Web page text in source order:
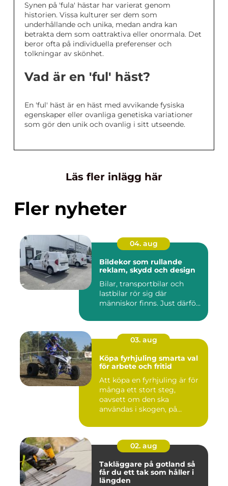
Synen på 'fula' hästar har varierat genom
historien. Vissa kulturer ser dem som
underhållande och unika, medan andra kan
betrakta dem som oattraktiva eller onormala. Det
beror ofta på individuella preferenser och
tolkningar av skönhet.
Vad är en 'ful' häst?
En 'ful' häst är en häst med avvikande fysiska
egenskaper eller ovanliga genetiska variationer
som gör den unik och ovanlig i sitt utseende.
Läs fler inlägg här
Fler nyheter
04. aug
Bildekor som rullande
reklam, skydd och design
Bilar, transportbilar och
lastbilar rör sig där
människor finns. Just därfö...
03. aug
Köpa fyrhjuling smarta val
för arbete och fritid
Att köpa en fyrhjuling är för
många ett stort steg,
oavsett om den ska
användas i skogen, på
02. aug
Takläggare på gotland så
får du ett tak som håller i
längden